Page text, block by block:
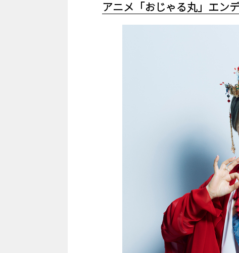
アニメ「おじゃる丸」エン